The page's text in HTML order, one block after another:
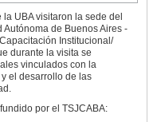
UBA visitaron la sede del
de Buenos Aires -
Institucional/
durante la visita se
vinculados con la
el desarrollo de las
por el TSJCABA: